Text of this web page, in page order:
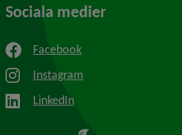
Sociala medier
Facebook
Instagram
LinkedIn